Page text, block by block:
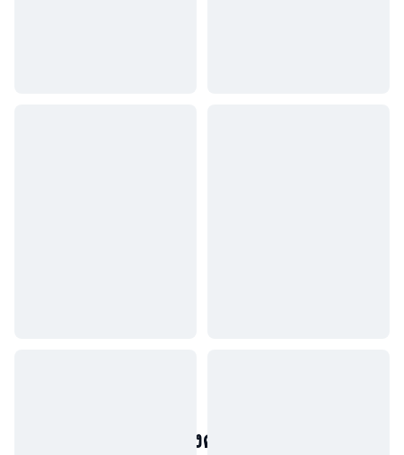
สินทรัพย์ในโลกแห่งความจริงยอดนิยม